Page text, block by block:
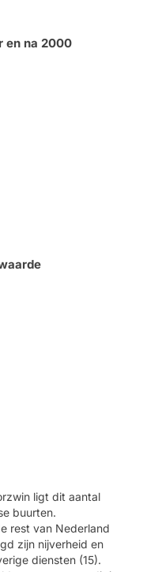
en na 2000
ligt dit aantal
buurten.
rest van Nederland
zijn nijverheid en
diensten (15).